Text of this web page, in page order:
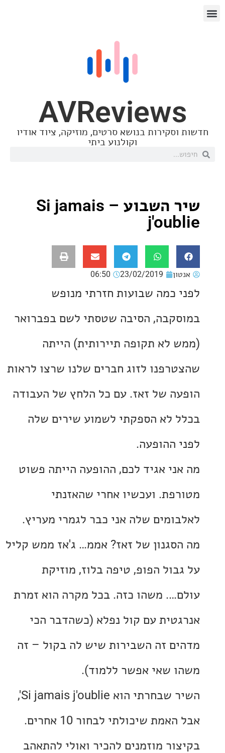
בנושא סרטים, מוזיקה, ציוד אודיו
וקולנוע ביתי
שיר השבוע – Si jamais
23/02/2019
06:50
כמה שבועות חזרתי מנופש
הסיבה שטסתי לשם בפברואר
לא תקופה תיירותית) הייתה
לזוג חברים שלנו שרצו לראות
של זאז. עם כל הלחץ של העבודה
לא הספקתי לשמוע שירים שלה
ההופעה.
אגיד לכם, ההופעה הייתה פשוט
ועכשיו אחרי שהאזנתי
שלה אני כבר לגמרי מעריץ.
של זאז? אממ… ג'אז ממש קליל
הפופ, טיפה בלוז, מוזיקת
משהו כזה. בכל מקרה הוא זמרת
עם קול נפלא (כשהדבר הכי
זה השבירות שיש לה בקול – זה
שאי אפשר ללמוד).
השיר שבחרתי הוא Si jamais j'oublie',
שיכולתי לבחור 10 אחרים.
מוזמנים להכיר ואולי להתאהב